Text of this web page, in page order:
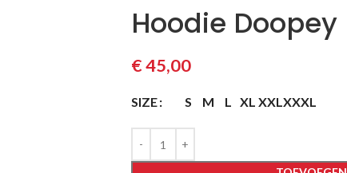
Hoodie
€45,00
SIZE S M L XL XXLXXXL